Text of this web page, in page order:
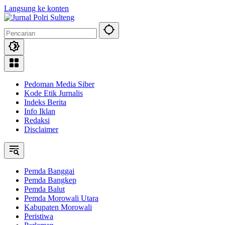
Langsung ke konten
Pedoman Media Siber
Kode Etik Jurnalis
Indeks Berita
Info Iklan
Redaksi
Disclaimer
Pemda Banggai
Pemda Bangkep
Pemda Balut
Pemda Morowali Utara
Kabupaten Morowali
Peristiwa